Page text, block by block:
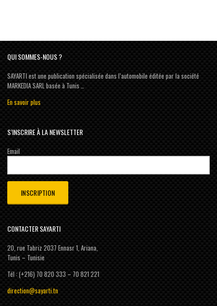
QUI SOMMES-NOUS ?
SAYARTI est une publication spécialisée dans l’automobile éditée par la société
MARKEDIA SARL basée à Tunis …
En savoir plus
S’INSCRIRE À LA NEWSLETTER
Email
CONTACTER SAYARTI
20, rue Tabriz 2037 Ennasr 1, Ariana,
Tunis – Tunisie
Tél : (+216) 70 820 333 – 70 821 221
direction@sayarti.tn